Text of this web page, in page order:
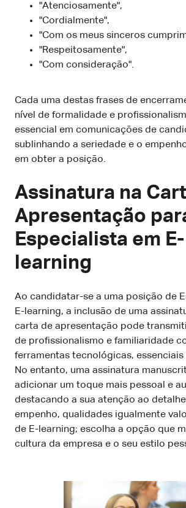
"Atenciosamente",
"Cordialmente",
"Com os meus sinceros
"Respeitosamente",
"Com consideração".
Cada uma destas frases de
nível de formalidade e
essencial em comunicações de
sublinhando a seriedade e o
em obter a posição.
Assinatura na
Apresentação
Especialista em E-
learning
Ao candidatar-se a uma posição de
E-learning, a inclusão de uma
carta de apresentação pode
de profissionalismo e familiaridade
ferramentas tecnológicas, essenciais
No entanto, uma assinatura
adicionar um toque mais pessoal e
destacando a sua atenção ao
empenho, qualidades igualmente
de E-learning; escolha a opção que
cultura da empresa e o seu estilo